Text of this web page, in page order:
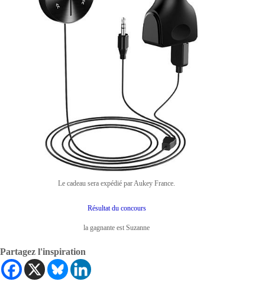
Le cadeau sera expédié par Aukey France.
Résultat du concours
la gagnante est Suzanne
Partagez l'inspiration